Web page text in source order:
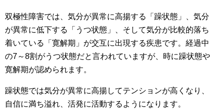
双極性障害では、気分が異常に高揚する「躁状態」、気分
が異常に低下する「うつ状態」、そして気分が比較的落ち
着いている「寛解期」が交互に出現する疾患です。経過中
の7～8割がうつ状態だと言われていますが、時に躁状態や
寛解期が認められます。
躁状態では気分が異常に高揚してテンションが高くなり、
自信に満ち溢れ、活発に活動するようになります。